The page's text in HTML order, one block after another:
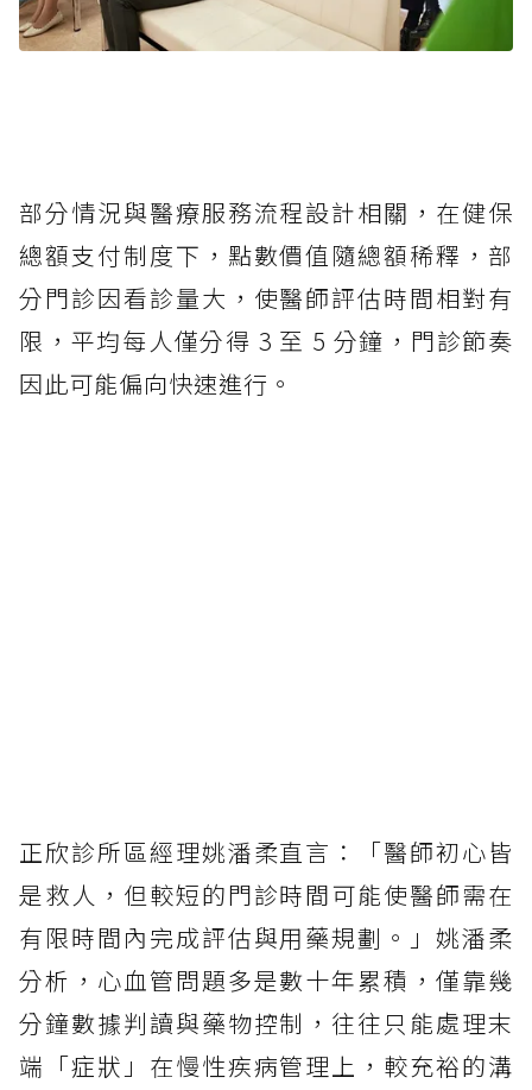
部分情況與醫療服務流程設計相關，在健保
總額支付制度下，點數價值隨總額稀釋，部
分門診因看診量大，使醫師評估時間相對有
限，平均每人僅分得 3 至 5 分鐘，門診節奏
因此可能偏向快速進行。
正欣診所區經理姚潘柔直言：「醫師初心皆
是救人，但較短的門診時間可能使醫師需在
有限時間內完成評估與用藥規劃。」姚潘柔
分析，心血管問題多是數十年累積，僅靠幾
分鐘數據判讀與藥物控制，往往只能處理末
端「症狀」在慢性疾病管理上，較充裕的溝